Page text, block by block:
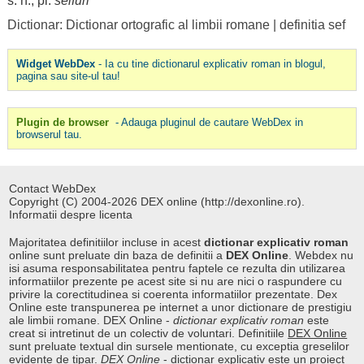
Dictionar: Dictionar ortografic al limbii romane| definitia sef
Widget WebDex- Ia cu tine dictionarul explicativ roman in blogul,
pagina sau site-ul tau!
Plugin de browser - Adauga pluginul de cautare WebDex in
browserul tau.
Contact WebDex
Copyright (C) 2004-2026 DEX online (http://dexonline.ro).
Informatii despre licenta
Majoritatea definitiilor incluse in acestdictionar explicativ roman
online sunt preluate din baza de definitii a DEX Online . Webdex nu
isi asuma responsabilitatea pentru faptele ce rezulta din utilizarea
informatiilor prezente pe acest site si nu are nici o raspundere cu
privire la corectitudinea si coerenta informatiilor prezentate. Dex
Online este transpunerea pe internet a unor dictionare de prestigiu
ale limbii romane. DEX Online -dictionar explicativ roman este
creat si intretinut de un colectiv de voluntari. Definitiile DEX Online
sunt preluate textual din sursele mentionate, cu exceptia greselilor
evidente de tipar.DEX Online -dictionar explicativ este un proiect